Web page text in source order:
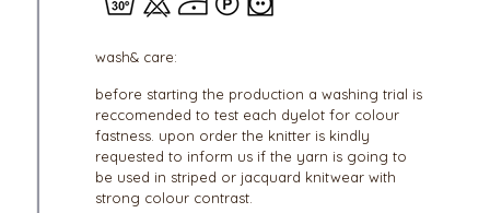
wash& care:
before starting the production a washing trial is
reccomended to test each dyelot for colour
fastness. upon order the knitter is kindly
requested to inform us if the yarn is going to
be used in striped or jacquard knitwear with
strong colour contrast.